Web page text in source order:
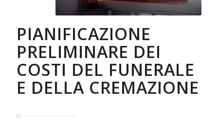
PIANIFICAZIONE
PRELIMINARE DEI
COSTI DEL FUNERALE
E DELLA CREMAZIONE